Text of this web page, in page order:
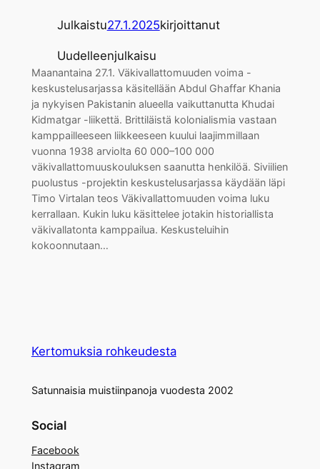
Julkaistu27.1.2025kirjoittanut
Uudelleenjulkaisu
Maanantaina 27.1. Väkivallattomuuden voima -
keskustelusarjassa käsitellään Abdul Ghaffar Khania
ja nykyisen Pakistanin alueella vaikuttanutta Khudai
Kidmatgar -liikettä. Brittiläistä kolonialismia vastaan
kamppailleeseen liikkeeseen kuului laajimmillaan
vuonna 1938 arviolta 60 000–100 000
väkivallattomuuskouluksen saanutta henkilöä. Siviilien
puolustus -projektin keskustelusarjassa käydään läpi
Timo Virtalan teos Väkivallattomuuden voima luku
kerrallaan. Kukin luku käsittelee jotakin historiallista
väkivallatonta kamppailua. Keskusteluihin
kokoonnutaan…
Kertomuksia rohkeudesta
Satunnaisia muistiinpanoja vuodesta 2002
Social
Facebook
Instagram